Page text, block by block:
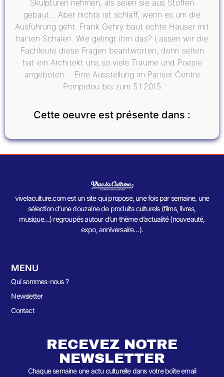
Skulpturen nehmen, als seien sie aus Stoffen
gebaut... Aber nichts ist schlaff, wenn es um die
Ausführung geht. Frank Gehry baut echte Häuser mit
harten Schalen. Wie gelingt ihm das? Lassen wir die
Fachleute diese Fragen beantworten, denn selten
hat ein Architekt uns so viele Träume und Poesie
angeboten.... Eine Ausstellung im Pariser Centre
Pompidou bis zum 5.1.2015
Cette oeuvre est présente dans :
vivelaculture.com est un site qui propose, une fois par semaine, une
sélection d’une douzaine de produits culturels (films, livres,
musique…) regroupés autour d’un thème d’actualité (nouveauté,
expo, anniversaire…).
MENU
Qui sommes-nous ?
Newsletter
Contact
RECEVEZ NOTRE
NEWSLETTER
Chaque semaine une actu culturelle dans votre boîte email